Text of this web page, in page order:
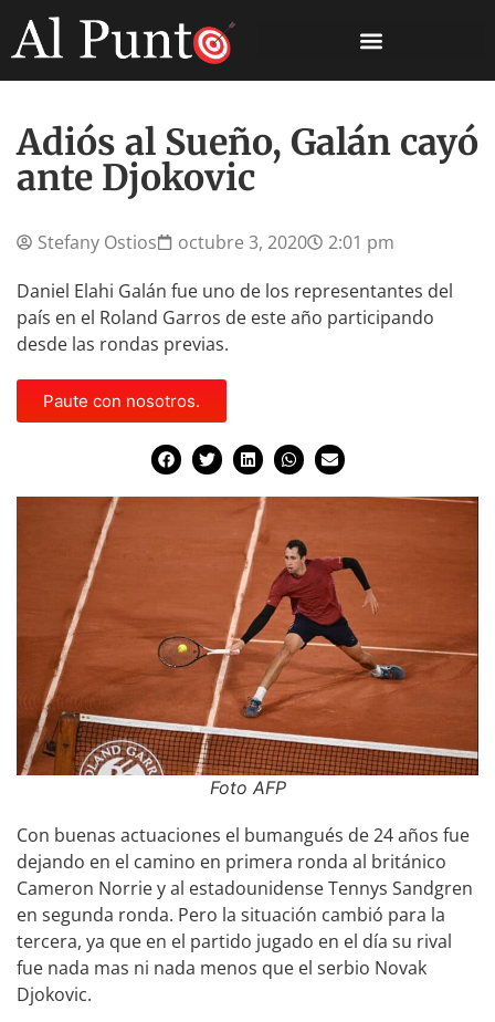
Adiós al Sueño, Galán cayó
ante Djokovic
Stefany Ostios octubre 3, 2020
2:01 pm
Daniel Elahi Galán fue uno de los representantes del
país en el Roland Garros de este año participando
desde las rondas previas.
Paute con nosotros.
Foto AFP
Con buenas actuaciones el bumangués de 24 años fue
dejando en el camino en primera ronda al británico
Cameron Norrie y al estadounidense Tennys Sandgren
en segunda ronda. Pero la situación cambió para la
tercera, ya que en el partido jugado en el día su rival
fue nada mas ni nada menos que el serbio Novak
Djokovic.